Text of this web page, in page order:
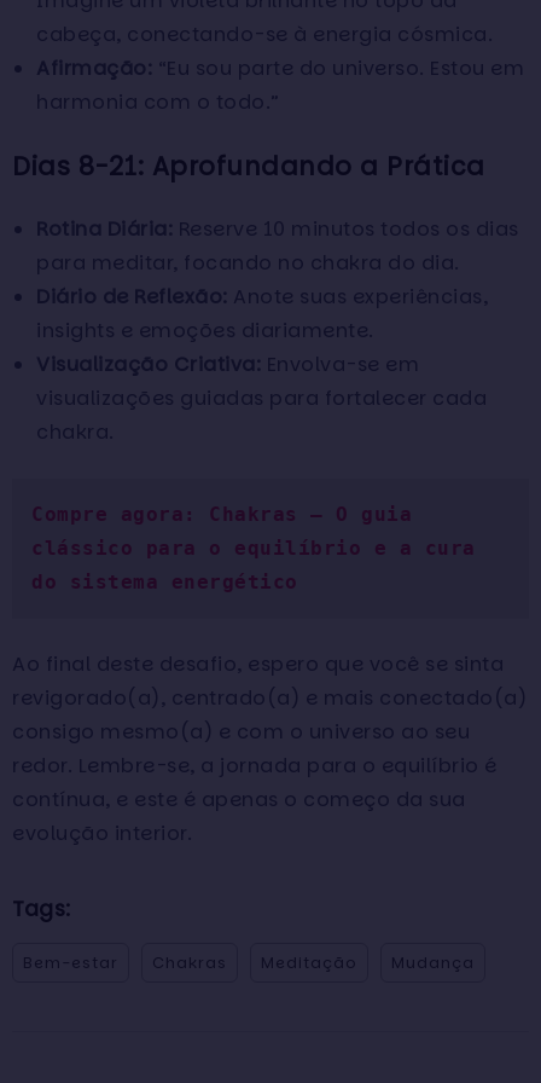
cabeça, conectando-se à energia cósmica.
Afirmação: “Eu sou parte do universo. Estou em
harmonia com o todo.”
Dias 8-21: Aprofundando a Prática
Rotina Diária: Reserve 10 minutos todos os dias
para meditar, focando no chakra do dia.
Diário de Reflexão: Anote suas experiências,
insights e emoções diariamente.
Visualização Criativa: Envolva-se em
visualizações guiadas para fortalecer cada
chakra.
Compre agora: Chakras ― O guia
clássico para o equilíbrio e a cura
do sistema energético
Ao final deste desafio, espero que você se sinta
revigorado(a), centrado(a) e mais conectado(a)
consigo mesmo(a) e com o universo ao seu
redor. Lembre-se, a jornada para o equilíbrio é
contínua, e este é apenas o começo da sua
evolução interior.
Tags:
Bem-estar Chakras Meditação Mudança